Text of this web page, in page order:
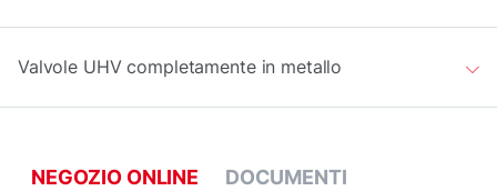
Valvole UHV completamente in metallo
NEGOZIO ONLINE DOCUMENTI